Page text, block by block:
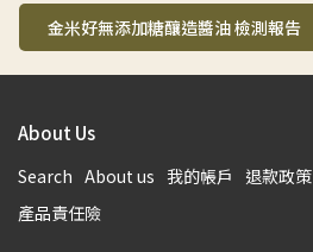
金米好無添加糖釀造醬油 檢測報告
About Us
Search About us 我的帳戶 退款政策
產品責任險